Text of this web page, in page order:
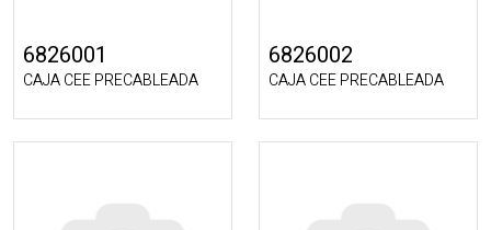
6826001
CAJA CEE PRECABLEADA
6826002
CAJA CEE PRECABLEADA